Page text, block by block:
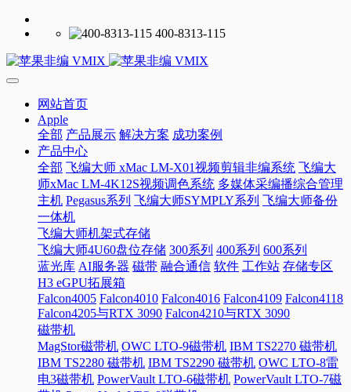
400-8313-115
网站首页
Apple
全部 产品展示 解决方案 成功案例
产品中心
全部 飞编大师 xMac LM-X01视频剪辑非编系统 飞编大
师xMac LM-4K12S视频调色系统 多媒体采编播综合管理
主机 Pegasus系列 飞编大师SYMPLY系列 飞编大师备份
一体机
飞编大师机架式存储
飞编大师4U60盘位存储 300系列 400系列 600系列
蓝光库 AI服务器 磁带 融合通信 软件 工作站 存储专区
H3 eGPU拓展箱
Falcon4005 Falcon4010 Falcon4016 Falcon4109 Falcon4118
Falcon4205与RTX 3090 Falcon4210与RTX 3090
磁带机
MagStor磁带机 OWC LTO-9磁带机 IBM TS2270 磁带机
IBM TS2280 磁带机 IBM TS2290 磁带机 OWC LTO-8雷
电3磁带机 PowerVault LTO-6磁带机 PowerVault LTO-7磁